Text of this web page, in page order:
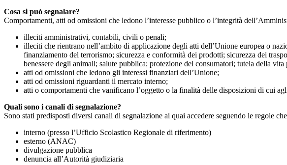
Cosa si può segnalare?
Comportamenti, atti od omissioni che ledono l’interesse pubblico o l’integrità
illeciti amministrativi, contabili, civili o penali;
illeciti che rientrano nell’ambito di applicazione degli atti dell’Unione europea o
finanziamento del terrorismo; sicurezza e conformità dei prodotti; sicurezza dei
benessere degli animali; salute pubblica; protezione dei consumatori; tutela della
atti od omissioni che ledono gli interessi finanziari dell’Unione;
atti od omissioni riguardanti il mercato interno;
atti o comportamenti che vanificano l’oggetto o la finalità delle disposizioni di cui
Quali sono i canali di segnalazione?
Sono stati predisposti diversi canali di segnalazione ai quai accedere seguendo le regole
interno (presso l’Ufficio Scolastico Regionale di riferimento)
esterno (ANAC)
divulgazione pubblica
denuncia all’Autorità giudiziaria